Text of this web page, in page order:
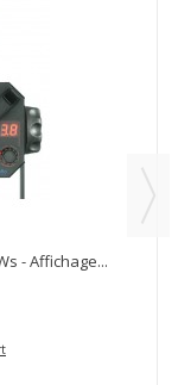
- Affichage...